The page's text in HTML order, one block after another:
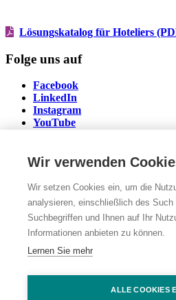
Lösungskatalog für Hoteliers
Folge uns auf
FacebookFacebook
LinkedIn
InstagramInstagram
YouTubeYouTube
© Die Housekeeping Akademie 2026.
www.karl-karl.com | we develop
communication.
Zum Seitenanfang
Wir verwenden
Wir setzen Cookies ein, um die
analysieren, einschließlich des Such
Suchbegriffen und Ihnen auf Ihr
Informationen anbieten zu können.
Lernen Sie mehr
ALLE COOKIES